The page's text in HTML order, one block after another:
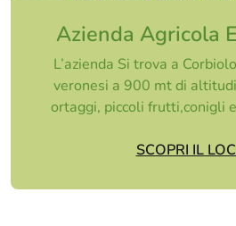
Azienda Agricola
L’azienda Si trova a
veronesi a 900 mt di
ortaggi, piccoli frutti,conigli
SCOPRI IL